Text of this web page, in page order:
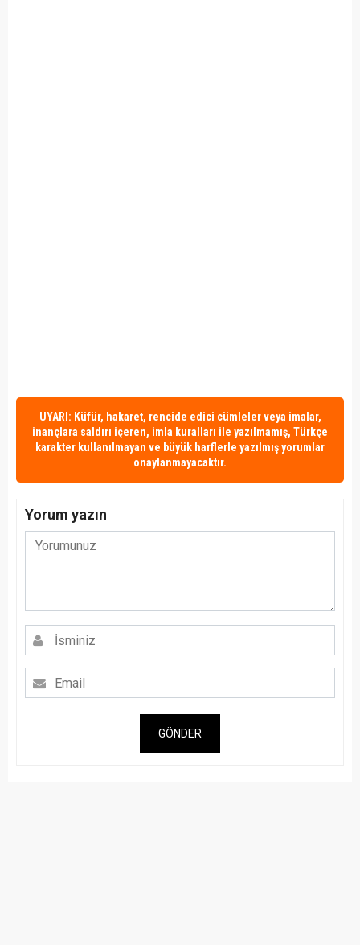
UYARI: Küfür, hakaret, rencide edici cümleler veya imalar,
inançlara saldırı içeren, imla kuralları ile yazılmamış, Türkçe
karakter kullanılmayan ve büyük harflerle yazılmış yorumlar
onaylanmayacaktır.
Yorum yazın
GÖNDER